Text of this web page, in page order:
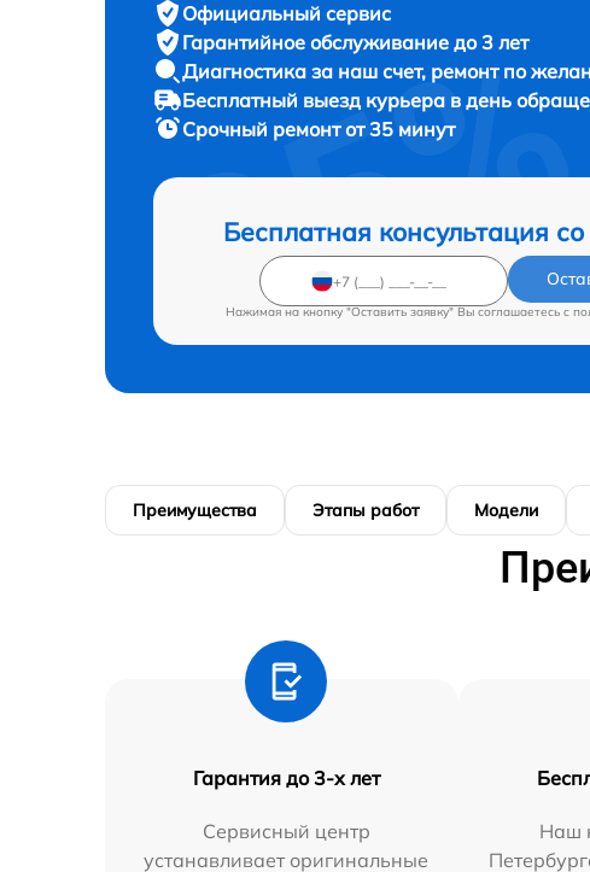
Официальный сервис
Гарантийное обслуживание до 3 лет
Диагностика за наш счет, ремонт по
Бесплатный выезд курьера в день
Срочный ремонтот 35 минут
Бесплатная консультация
Нажимая на кнопку "Оставить заявку" Вы соглашаетесь c
Преимущества Этапы работ Модели
Гарантия до 3-х лет
Сервисный центр
устанавливает оригинальные
Наш